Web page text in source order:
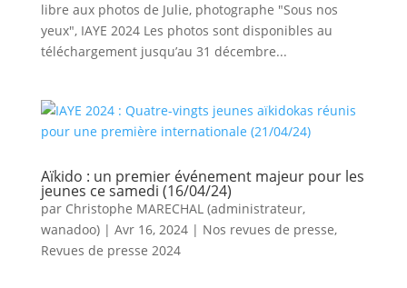
libre aux photos de Julie, photographe "Sous nos
yeux", IAYE 2024 Les photos sont disponibles au
téléchargement jusqu’au 31 décembre...
Aïkido : un premier événement majeur pour les
jeunes ce samedi (16/04/24)
par Christophe MARECHAL (administrateur,
wanadoo)| Avr 16, 2024| Nos revues de presse,
Revues de presse 2024